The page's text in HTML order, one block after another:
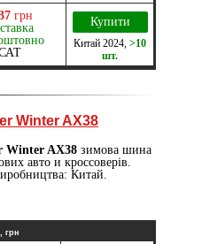
грн
Купити
Китай 2024 >10
шт.
Winter AX38
Winter AX38 зимова шина
авто и кроссоверів.
Китай.
грн